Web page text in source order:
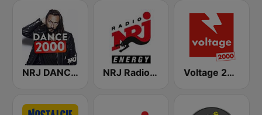
NRJ DANCE 2000' NRJ Radio ENERGY Voltage 2000